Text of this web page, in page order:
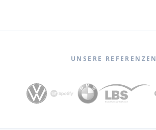
UNSERE REFERENZEN